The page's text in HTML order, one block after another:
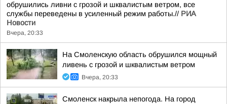
обрушились ливни с грозой и шквалистым ветром, все
службы переведены в усиленный режим работы.// РИА
Новости
Вчера, 20:33
На Смоленскую область обрушился мощный
ливень с грозой и шквалистым ветром
Вчера, 20:33
Смоленск накрыла непогода. На город